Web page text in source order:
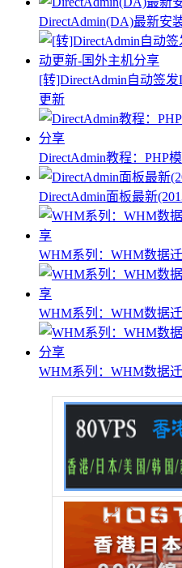
DirectAdmin(DA)最新安
[转]DirectAdmin自动签
更新
DirectAdmin教程：PHP
DirectAdmin面板最新
WHM系列：WHM数据
WHM系列：WHM数据
WHM系列：WHM数据